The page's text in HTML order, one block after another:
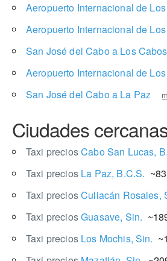
Aeropuerto Internacional de Los
Aeropuerto Internacional de Los Cabos
San José del Cabo a Los Cabos
Aeropuerto Internacional de Los Cabos a
San José del Cabo a La Paz
Ciudades
Taxi preciosCabo San Lucas,
Taxi precios La Paz, B.C.S.
Taxi preciosCuliacán Rosales,
Taxi preciosGuasave, Sin.
Taxi precios Los Mochis, Sin.